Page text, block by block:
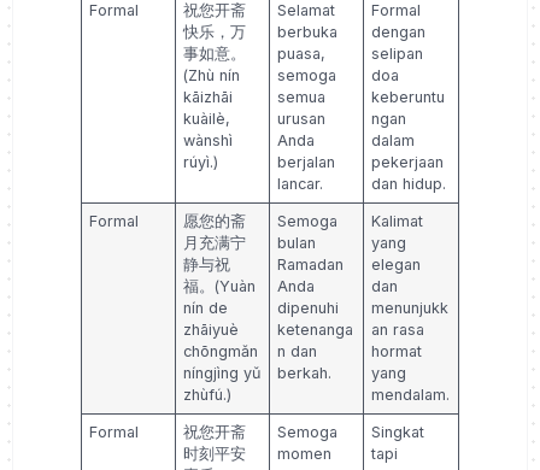
Formal
祝您开斋
快乐，万
事如意。
(Zhù nín
kāizhāi
kuàilè,
wànshì
rúyì.)
Selamat
berbuka
puasa,
semoga
semua
urusan
Anda
berjalan
lancar.
Formal
dengan
selipan
doa
keberuntu
ngan
dalam
pekerjaan
dan hidup.
Formal
愿您的斋
月充满宁
静与祝
福。(Yuàn
nín de
zhāiyuè
chōngmǎn
níngjìng yǔ
zhùfú.)
Semoga
bulan
Ramadan
Anda
dipenuhi
ketenanga
n dan
berkah.
Kalimat
yang
elegan
dan
menunjukk
an rasa
hormat
yang
mendalam.
Formal
祝您开斋
时刻平安
Semoga
momen
Singkat
tapi